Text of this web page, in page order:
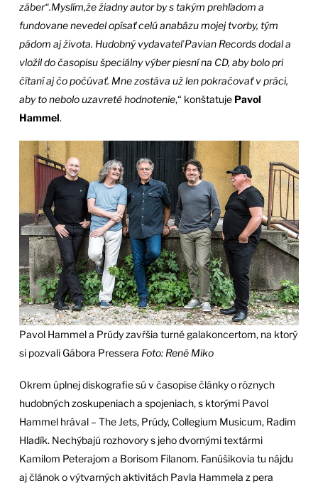
záber“.Myslím,že žiadny autor by s takým prehľadom a
fundovane nevedel opísať celú anabázu mojej tvorby, tým
pádom aj života. Hudobný vydavateľ Pavian Records dodal a
vložil do časopisu špeciálny výber piesní na CD, aby bolo pri
čítaní aj čo počúvať. Mne zostáva už len pokračovať v práci,
aby to nebolo uzavreté hodnotenie,“ konštatuje Pavol
Hammel.
Pavol Hammel a Prúdy zavŕšia turné galakoncertom, na ktorý
si pozvali Gábora Pressera Foto: René Miko
Okrem úplnej diskografie sú v časopise články o rôznych
hudobných zoskupeniach a spojeniach, s ktorými Pavol
Hammel hrával – The Jets, Prúdy, Collegium Musicum, Radim
Hladík. Nechýbajú rozhovory s jeho dvornými textármi
Kamilom Peterajom a Borisom Filanom. Fanúšikovia tu nájdu
aj článok o výtvarných aktivitách Pavla Hammela z pera